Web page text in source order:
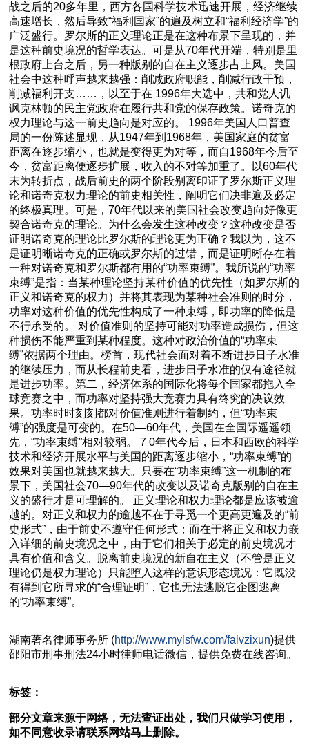
战之后的20多年里，西方各国科学技术迅速开展，经济继续
高速增长，然后导致“福利国家”的遍及树立和“福利经济学”的
广泛盛行。罗尔斯的正义理论正是在这种布景下呈现的，并
是这种前史境况的哲学表达。可是从70年代开端，特别是里
根政府上台之后，另一种版别的自在主义逐步占上风。美国
社会中这种呼声越来越强：削减政府职能，削减行政干预，
削减福利开支……，以至于在 1996年大选中，共和党人讥
讽克林顿的民主党政府在履行共和党的保存政策。诺奇克的
权力理论与这一前史趋向是对应的。 1996年美国人口普查
局的一份陈述显现，从1947年到1968年，美国家庭的贫富
距离在逐步缩小，也就是变得更为对等，而自1968年今后至
今，贫富距离便逐步扩展，收入的不对等加重了。以60年代
末为转折点，战后前史的两个阶段别离印证了罗尔斯正义理
论和诺奇克权力理论的前史相关性，阐明它们决非遍及必定
的终极真理。可是，70年代以来的美国社会改变趋向好像更
契合诺奇克的理论。为什么会发生这种改变？这种改变是否
证明诺奇克的理论比罗尔斯的理论更为正确？我以为，这不
是证明晰诺奇克的正确或罗尔斯的过错，而是证明晰存在着
一种对诺奇克和罗尔斯都有用的“功率束缚”。我所说的“功率
束缚”是指：当某种理论坚持某种价值的优先性（如罗尔斯的
正义和诺奇克的权力）并将其表现为某种社会准则的时分，
功率对这种价值的优先性构成了一种束缚，即功率的降低是
不行承受的。 对价值准则的坚持可能对功率造成损伤，但这
种损伤不能严重到某种程度。这种对政治价值的“功率束
缚”依据两个理由。榜首，现代社会面对着不断进步日子水准
的继续压力，而从长程前史看，进步日子水准的仅有途径就
是进步功率。第二，经济体系的国际化将每个国家都拖入全
球竞赛之中，而功率对坚持强大竞赛力具有终究的决议效
果。功率时时刻刻都对价值准则进行着制约，但“功率束
缚”的强度是可变的。在50—60年代，美国在全国际遥遥领
先，“功率束缚”相对较弱。 7 0年代今后，日本和西欧的科学
技术和经济开展水平与美国的距离逐步缩小，“功率束缚”的
效果对美国也就越来越大。只要在“功率束缚”这一机制的布
景下，美国社会70—90年代的改变以及诺奇克版别的自在主
义的盛行才是可理解的。 正义理论和权力理论都是应该被逾
越的。对正义和权力的逾越不在于寻觅一个更高更遍及的“前
史形式”，由于前史不遵守任何形式；而在于将正义和权力嵌
入详细的前史境况之中，由于它们相关于必定的前史境况才
具有价值和含义。脱离前史境况的新自在主义（不管是正义
理论仍是权力理论）只能堕入这样的意识形态境况：它既没
有得到它所寻求的“合理证明”，它也无法逃脱它企图逃离
的“功率束缚”。
湖南著名律师事务所 (http://www.mylsfw.com/falvzixun)提供
邵阳市刑事刑法24小时律师电话微信，提供免费在线咨询。
标签：
部分文章来源于网络，无法查证出处，我们只做学习使用，
如不同意收录请联系网站马上删除。